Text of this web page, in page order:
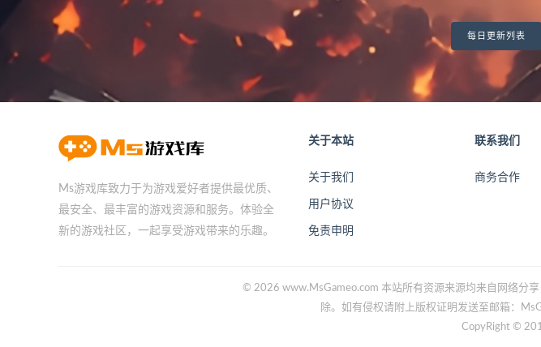
每日更新列表
Ms游戏库致力于为游戏爱好者提供最优质、
最安全、最丰富的游戏资源和服务。体验全
新的游戏社区，一起享受游戏带来的乐趣。
关于本站
关于我们
用户协议
免责申明
联系我们
商务合作
© 2026 www.MsGameo.com 本站所有资源来源均来自网络分
除。如有侵权请附上版权证明发送至邮箱：
CopyRight ©